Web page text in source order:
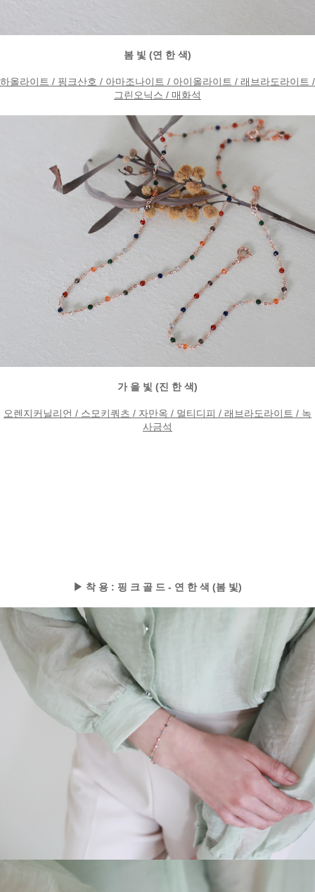
봄 빛 (연 한 색)
하올라이트 / 핑크산호 / 아마조나이트 / 아이올라이트 / 래브라도라이트 /
그린오닉스 / 매화석
가 을 빛 (진 한 색)
오렌지커닐리언 / 스모키쿼츠 / 자만옥 / 멀티디피 / 래브라도라이트 / 녹
사금석
▶ 착 용 : 핑 크 골 드 - 연 한 색 (봄 빛)